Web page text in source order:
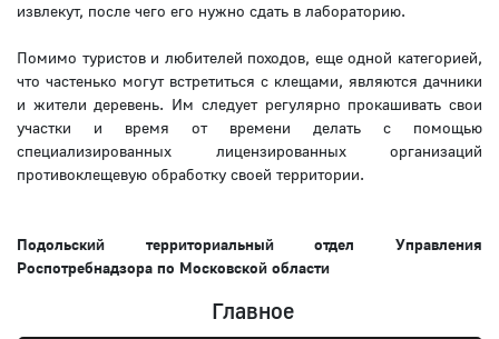
извлекут, после чего его нужно сдать в лабораторию.
Помимо туристов и любителей походов, еще одной категорией,
что частенько могут встретиться с клещами, являются дачники
и жители деревень. Им следует регулярно прокашивать свои
участки и время от времени делать с помощью
специализированных лицензированных организаций
противоклещевую обработку своей территории.
Подольский территориальный отдел Управления
Роспотребнадзора по Московской области
Главное